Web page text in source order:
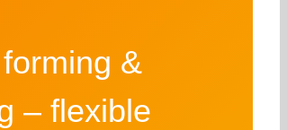
&
– flexible